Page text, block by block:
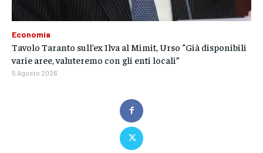
Economia
Tavolo Taranto sull’ex Ilva al Mimit, Urso “Già disponibili
varie aree, valuteremo con gli enti locali”
5 Agosto 2026